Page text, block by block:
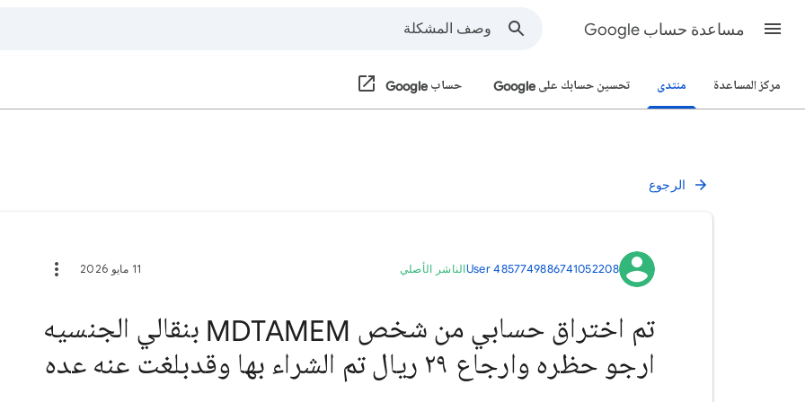
مساعدة حساب Google
مركز المساعدة منتدى تحسين حسابك على Google حساب Google
الرجوع
User 4857749886741052208الناشر الأصلي 11 مايو 2026
تم اختراق حسابي من شخص MDTAMEM بنقالي الجنسيه
ارجو حظره وارجاع ٢٩ ريال تم الشراء بها وقدبلغت عنه عده